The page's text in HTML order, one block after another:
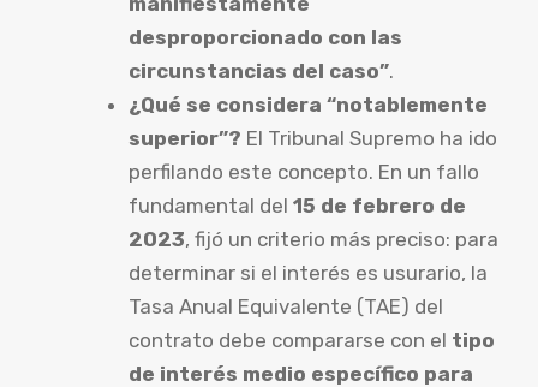
desproporcionado con las
circunstancias del caso”.
¿Qué se considera “notablemente
superior”? El Tribunal Supremo ha ido
perfilando este concepto. En un fallo
fundamental del 15 de febrero de
2023, fijó un criterio más preciso: para
determinar si el interés es usurario, la
Tasa Anual Equivalente (TAE) del
contrato debe compararse con el tipo
de interés medio específico para